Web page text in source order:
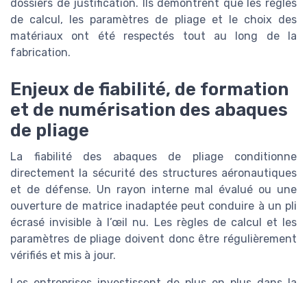
dossiers de justification. Ils démontrent que les règles
de calcul, les paramètres de pliage et le choix des
matériaux ont été respectés tout au long de la
fabrication.
Enjeux de fiabilité, de formation
et de numérisation des abaques
de pliage
La fiabilité des abaques de pliage conditionne
directement la sécurité des structures aéronautiques
et de défense. Un rayon interne mal évalué ou une
ouverture de matrice inadaptée peut conduire à un pli
écrasé invisible à l’œil nu. Les règles de calcul et les
paramètres de pliage doivent donc être régulièrement
vérifiés et mis à jour.